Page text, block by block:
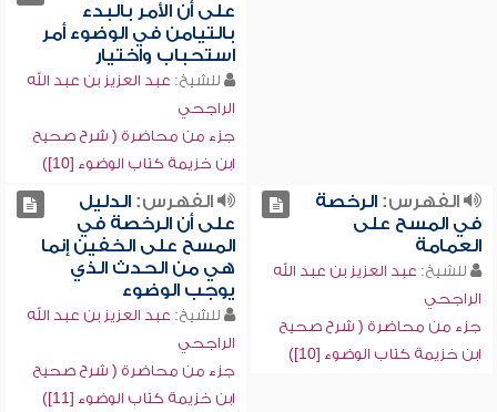
على أن الأمر بالبدء
بالتيامن في الوضوء أمر
استحباب واختيار
للشيخ: عبد العزيز بن عبد الله
الراجحي
جزء من محاضرة ( شرح صحيح
ابن خزيمة كتاب الوضوء [10])
الفهرس:الرخصة
في المسح على
العمامة
للشيخ: عبد العزيز بن عبد الله
الراجحي
جزء من محاضرة ( شرح صحيح
ابن خزيمة كتاب الوضوء [10])
الفهرس:الدليل
على أن الرخصة في
المسح على الخفين إنما
هي من الحدث الذي
يوجب الوضوء
للشيخ: عبد العزيز بن عبد الله
الراجحي
جزء من محاضرة ( شرح صحيح
ابن خزيمة كتاب الوضوء [11])